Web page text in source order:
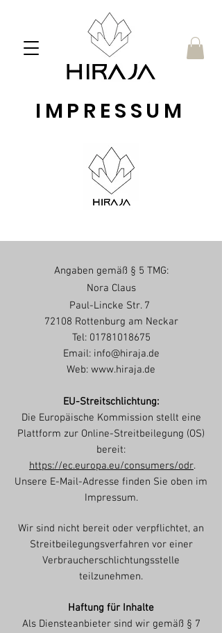
IMPRESSUM
Angaben gemäß § 5 TMG:
Nora Claus
Paul-Lincke Str. 7
72108 Rottenburg am Neckar
Tel: 01781018675
Email: info@hiraja.de
Web: www.hiraja.de
EU-Streitschlichtung:
Die Europäische Kommission stellt eine
Plattform zur Online-Streitbeilegung (OS)
bereit:
https://ec.europa.eu/consumers/odr.
Unsere E-Mail-Adresse finden Sie oben im
Impressum.
Wir sind nicht bereit oder verpflichtet, an
Streitbeilegungsverfahren vor einer
Verbraucherschlichtungsstelle
teilzunehmen.
Haftung für Inhalte
Als Diensteanbieter sind wir gemäß § 7